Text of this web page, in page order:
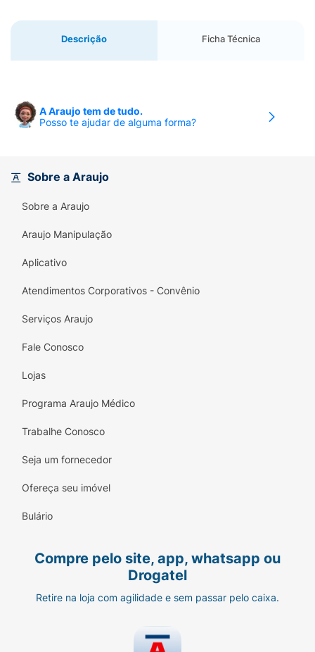
Descrição Ficha Técnica
A Araujo tem de tudo.
Posso te ajudar de alguma forma?
Sobre a Araujo
Sobre a Araujo
Araujo Manipulação
Aplicativo
Atendimentos Corporativos - Convênio
Serviços Araujo
Fale Conosco
Lojas
Programa Araujo Médico
Trabalhe Conosco
Seja um fornecedor
Ofereça seu imóvel
Bulário
Compre pelo site, app, whatsapp ou
Drogatel
Retire na loja com agilidade e sem passar pelo caixa.